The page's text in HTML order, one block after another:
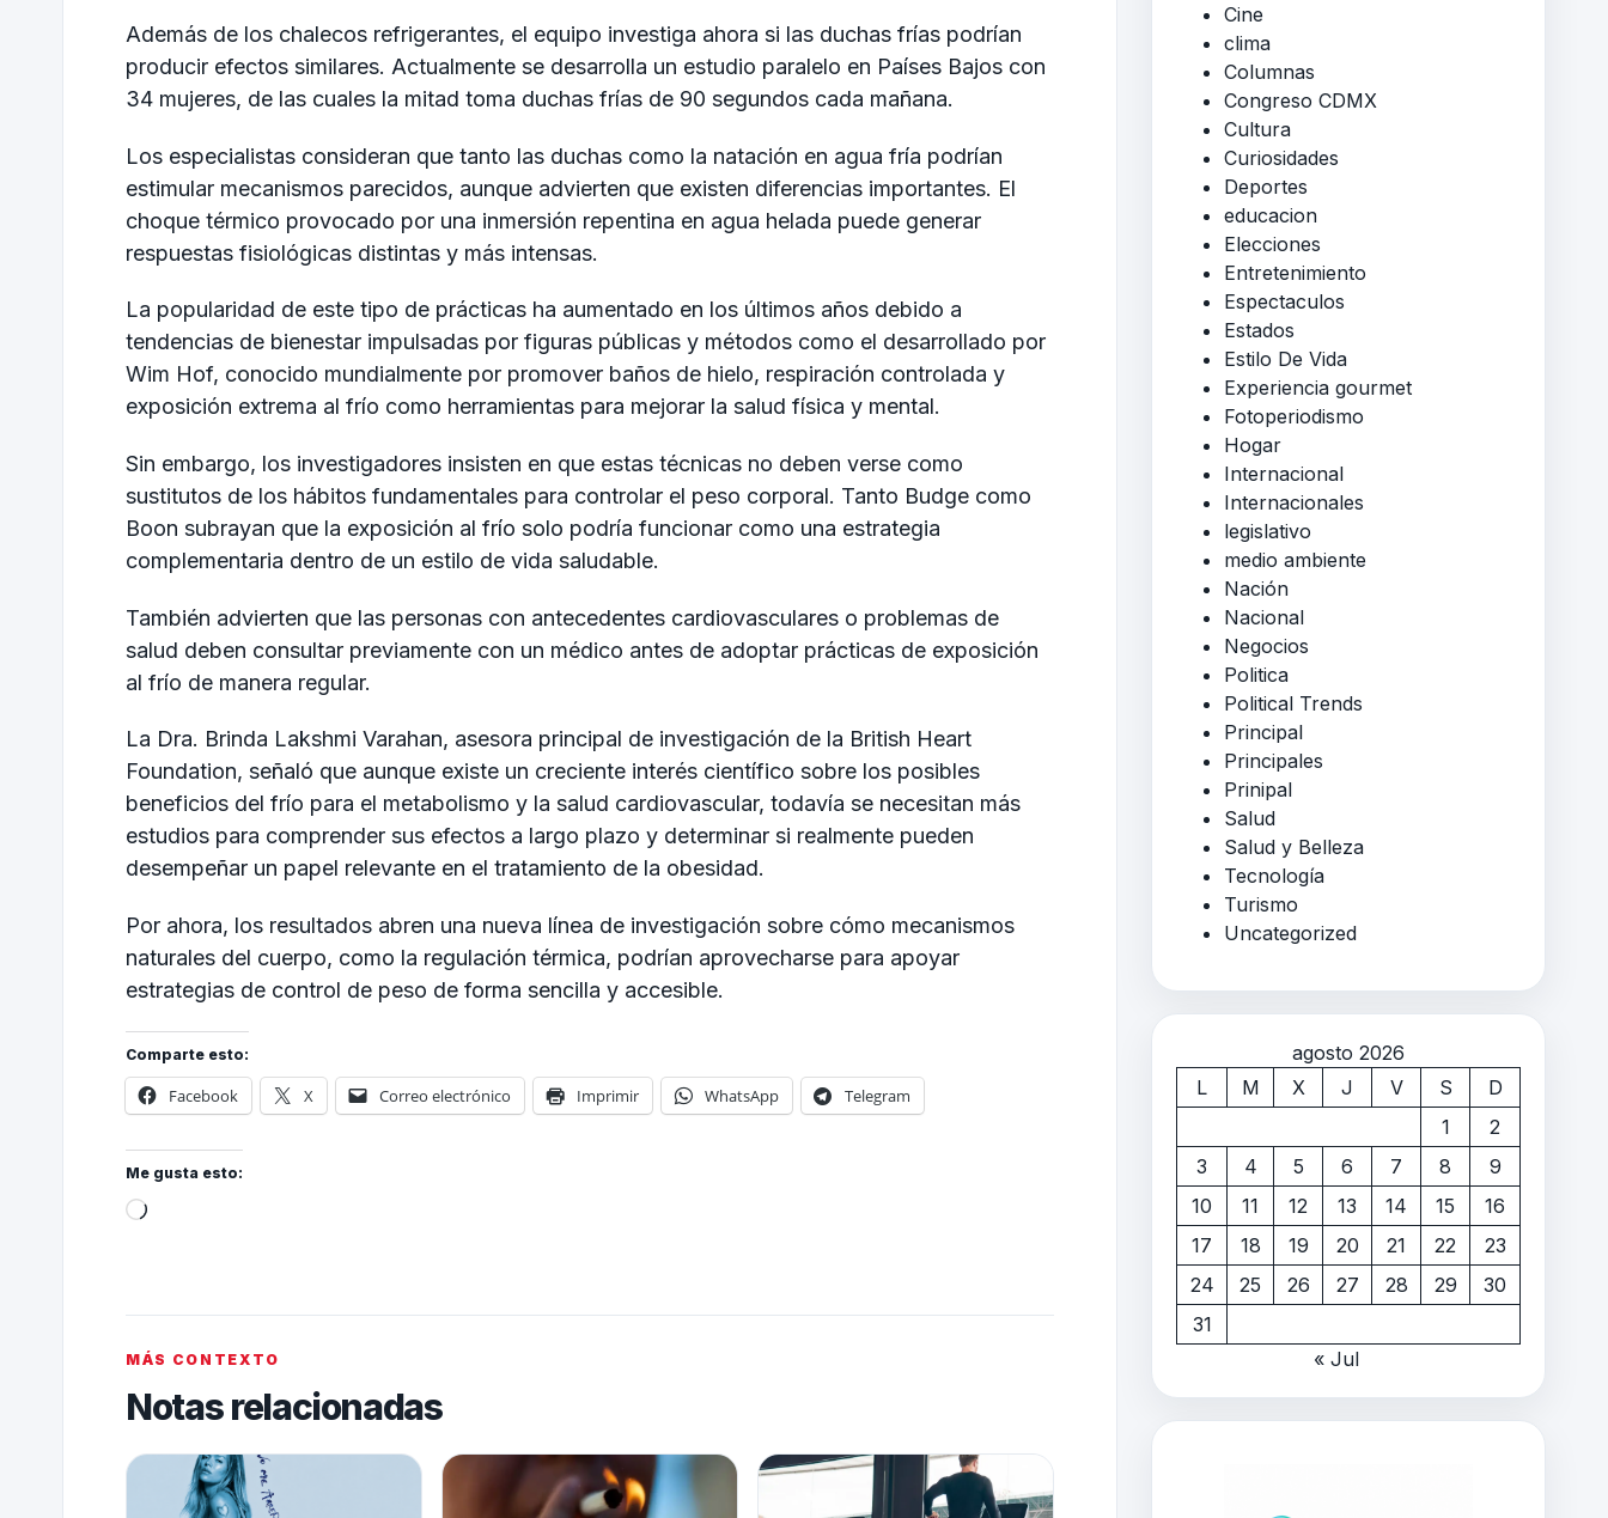
Además de los chalecos refrigerantes, el equipo investiga ahora si las duchas frías podrían
producir efectos similares. Actualmente se desarrolla un estudio paralelo en Países Bajos con
34 mujeres, de las cuales la mitad toma duchas frías de 90 segundos cada mañana.
Los especialistas consideran que tanto las duchas como la natación en agua fría podrían
estimular mecanismos parecidos, aunque advierten que existen diferencias importantes. El
choque térmico provocado por una inmersión repentina en agua helada puede generar
respuestas fisiológicas distintas y más intensas.
La popularidad de este tipo de prácticas ha aumentado en los últimos años debido a
tendencias de bienestar impulsadas por figuras públicas y métodos como el desarrollado por
Wim Hof, conocido mundialmente por promover baños de hielo, respiración controlada y
exposición extrema al frío como herramientas para mejorar la salud física y mental.
Sin embargo, los investigadores insisten en que estas técnicas no deben verse como
sustitutos de los hábitos fundamentales para controlar el peso corporal. Tanto Budge como
Boon subrayan que la exposición al frío solo podría funcionar como una estrategia
complementaria dentro de un estilo de vida saludable.
También advierten que las personas con antecedentes cardiovasculares o problemas de
salud deben consultar previamente con un médico antes de adoptar prácticas de exposición
al frío de manera regular.
La Dra. Brinda Lakshmi Varahan, asesora principal de investigación de la British Heart
Foundation, señaló que aunque existe un creciente interés científico sobre los posibles
beneficios del frío para el metabolismo y la salud cardiovascular, todavía se necesitan más
estudios para comprender sus efectos a largo plazo y determinar si realmente pueden
desempeñar un papel relevante en el tratamiento de la obesidad.
Por ahora, los resultados abren una nueva línea de investigación sobre cómo mecanismos
naturales del cuerpo, como la regulación térmica, podrían aprovecharse para apoyar
estrategias de control de peso de forma sencilla y accesible.
Comparte esto:
Facebook X Correo electrónico Imprimir WhatsApp Telegram
Me gusta esto:
MÁS CONTEXTO
Notas relacionadas
Cine
clima
Columnas
Congreso CDMX
Cultura
Curiosidades
Deportes
educacion
Elecciones
Entretenimiento
Espectaculos
Estados
Estilo De Vida
Experiencia gourmet
Fotoperiodismo
Hogar
Internacional
Internacionales
legislativo
medio ambiente
Nación
Nacional
Negocios
Politica
Political Trends
Principal
Principales
Prinipal
Salud
Salud y Belleza
Tecnología
Turismo
Uncategorized
agosto 2026
L
M X J V S
D
1
2
3
4 5 6 7 8
9
10
11 12 13 14 15
16
17
18 19 20 21 22
23
24
25 26 27 28 29
30
31
« Jul